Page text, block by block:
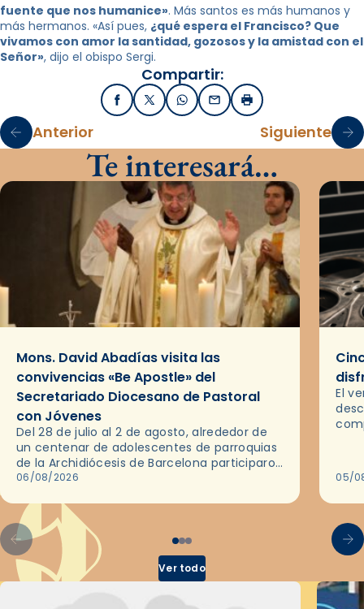
fuente que nos humanice». Más santos es más humanos y
más hermanos. «Así pues, ¿qué espera el Francisco? Que
vivamos con amor la santidad, gozosos y la amistad con el
Señor», dijo el obispo Sergi.
Compartir:
FacebookX / TwitterWhatsApp
EmailImprimir
Anterior Siguiente
Te interesará…
Mons. David Abadías visita las
convivencias «Be Apostle» del
Secretariado Diocesano de Pastoral
con Jóvenes
Del 28 de julio al 2 de agosto, alrededor de
un centenar de adolescentes de parroquias
de la Archidiócesis de Barcelona participaron
en las convivencias Be Apostle, organizadas
06/08/2026
El
05/
Ver todo